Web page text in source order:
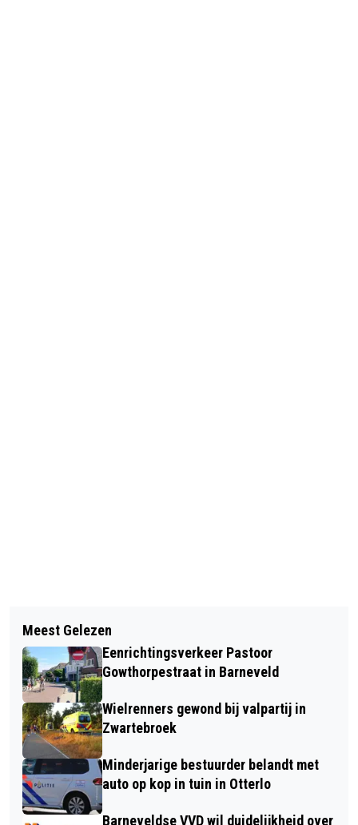
100.000 EURO PRIJS VAN DE
POSTCODELOTERIJ VALT IN
BARNEVELD
NIEUWJAARSTOESPRAAK
BURGEMEESTER JAN LUTEIJN
Meest Gelezen
Eenrichtingsverkeer Pastoor
Gowthorpestraat in Barneveld
Wielrenners gewond bij valpartij in
Zwartebroek
Minderjarige bestuurder belandt met
auto op kop in tuin in Otterlo
Barneveldse VVD wil duidelijkheid over